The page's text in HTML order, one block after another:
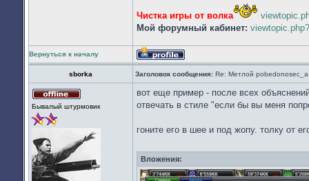
Чистка игры от волка
Мой форумный кабинет:
Вернуться к началу
Профиль
sborka
Заголовок сообщения: Re: Метлой pobedonosec_а
в
Бывалый штурмовик
вот еще пример - после всех
отвечать в стиле "если бы вы меня
гоните его в шее и под жопу. толку от
Вложения: